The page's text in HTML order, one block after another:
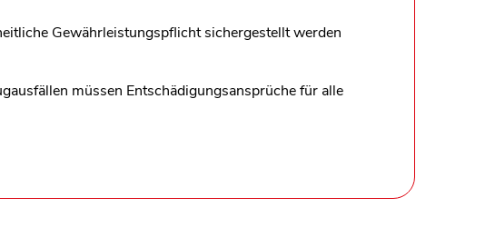
Gewährleistungspflicht sichergestellt werden
müssen Entschädigungsansprüche für alle